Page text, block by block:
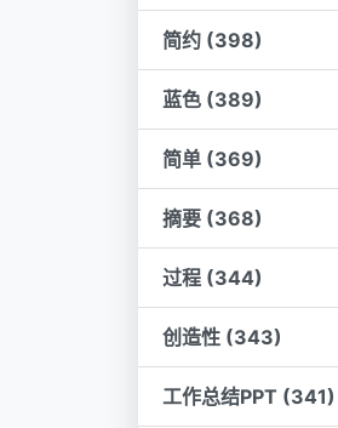
简约 (398)
蓝色 (389)
简单 (369)
摘要 (368)
过程 (344)
创造性 (343)
工作总结PPT (341)